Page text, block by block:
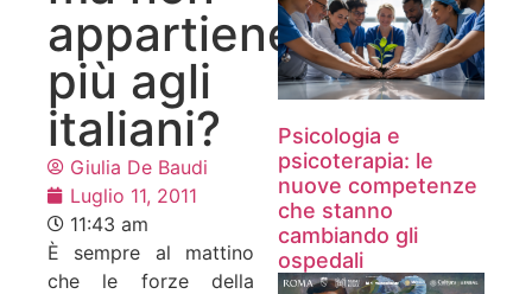
appartiene
più agli
italiani?
Giulia De Baudi
Luglio 11, 2011
11:43 am
È sempre al mattino
che le forze della
Psicologia e
psicoterapia: le
nuove competenze
che stanno
cambiando gli
ospedali